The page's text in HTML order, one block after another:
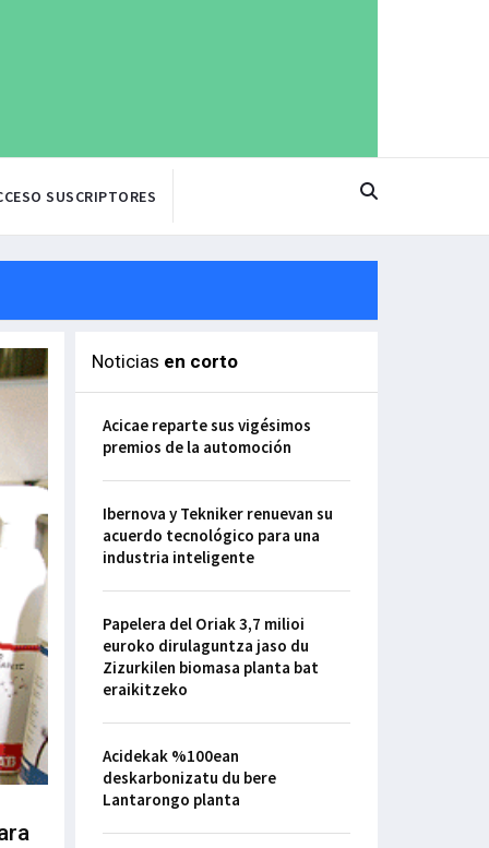
SUSCRIPTORES
Noticias en corto
Acicae reparte sus vigésimos
premios de la automoción
Ibernova y Tekniker renuevan su
acuerdo tecnológico para una
industria inteligente
Papelera del Oriak 3,7 milioi
euroko dirulaguntza jaso du
Zizurkilen biomasa planta bat
eraikitzeko
Acidekak %100ean
deskarbonizatu du bere
Lantarongo planta